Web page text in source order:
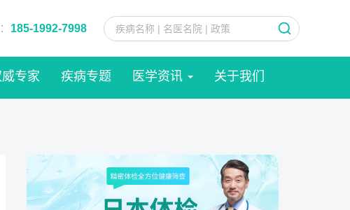
185-1992-7998
专家 疾病专题 医学资讯 关于我们